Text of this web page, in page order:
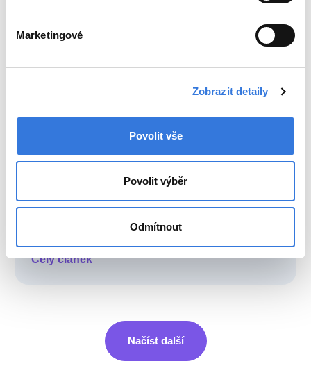
Marketingové
Zobrazit detaily
Povolit vše
Povolit výběr
Odmítnout
benešovská porodnice se účastní studie
Penelope, která se zaměřuje na podporu
MUDr. Ondřej Čech: Při operaci mám rád
Celý článek
Načíst další